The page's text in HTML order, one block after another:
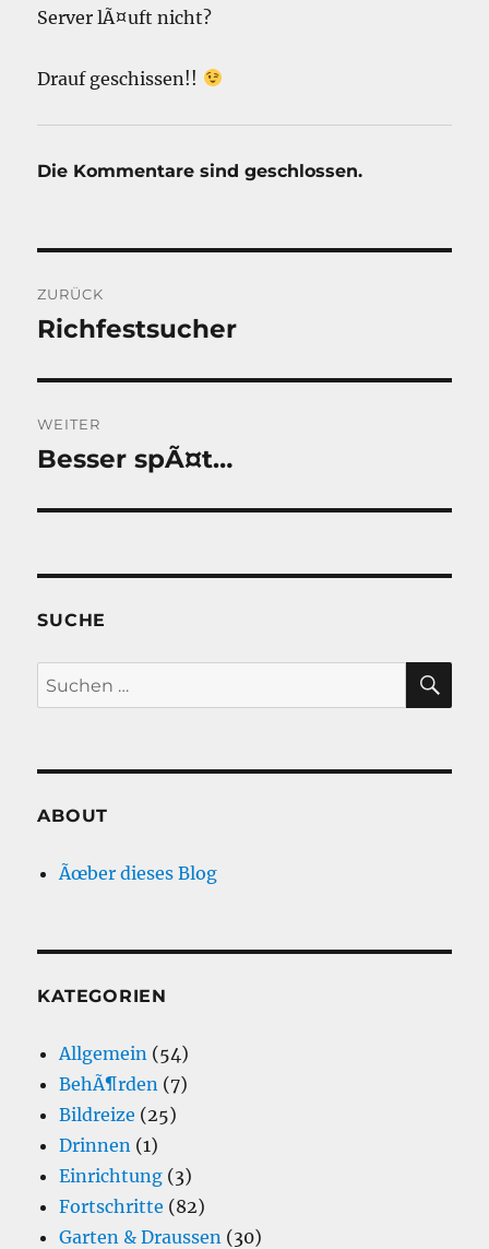
Server lÃ¤uft nicht?
Drauf geschissen!!
Die Kommentare sind geschlossen.
ZURÜCK
Vorheriger
Richfestsucher
WEITER
Nächster
Besser spÃ¤t…
SUCHE
Suche
nach:
ABOUT
Ãœber dieses Blog
KATEGORIEN
Allgemein (54)
BehÃ¶rden (7)
Bildreize (25)
Drinnen (1)
Einrichtung (3)
Fortschritte (82)
Garten & Draussen (30)